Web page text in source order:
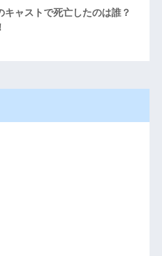
キャストで死亡したのは誰？